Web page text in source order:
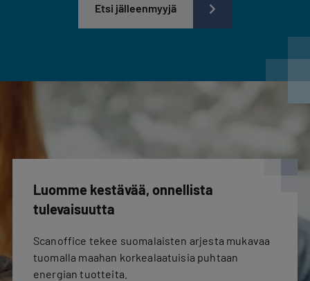
Etsi jälleenmyyjä
Luomme kestävää, onnellista
tulevaisuutta
Scanoffice tekee suomalaisten arjesta mukavaa
tuomalla maahan korkealaatuisia puhtaan
energian tuotteita.